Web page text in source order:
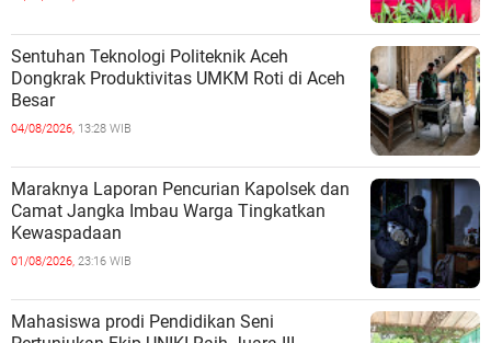
Sentuhan Teknologi Politeknik Aceh
Dongkrak Produktivitas UMKM Roti di Aceh
Besar
04/08/2026, 13:28 WIB
Maraknya Laporan Pencurian Kapolsek dan
Camat Jangka Imbau Warga Tingkatkan
Kewaspadaan
01/08/2026, 23:16 WIB
Mahasiswa prodi Pendidikan Seni